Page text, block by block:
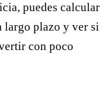
puedes calcular
largo plazo y ver si
con poco